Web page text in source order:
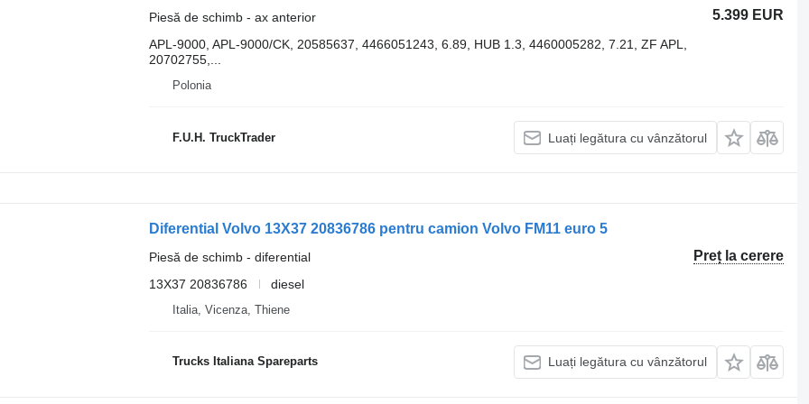
5.399 EUR
Piesă de schimb - ax anterior
APL-9000, APL-9000/CK, 20585637, 4466051243, 6.89, HUB 1.3, 4460005282, 7.21, ZF APL,
20702755,...
Polonia
F.U.H. TruckTrader Luați legătura cu vânzătorul
Diferential Volvo 13X37 20836786 pentru camion Volvo FM11 euro 5
Preț la cerere
Piesă de schimb - diferential
13X37 20836786
diesel
Italia, Vicenza, Thiene
Trucks Italiana Spareparts Luați legătura cu vânzătorul